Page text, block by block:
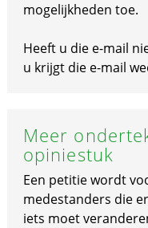
mogelijkheden toe.
Heeft u die e-mail
u krijgt die e-mail
Meer
opiniestuk
Een petitie wordt
medestanders die
iets moet